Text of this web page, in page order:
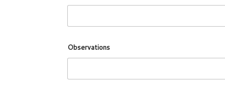
Observations